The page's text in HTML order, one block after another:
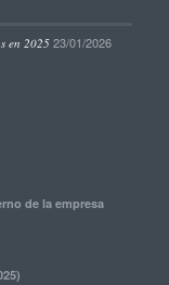
en 2025 23/01/2026
de la empresa